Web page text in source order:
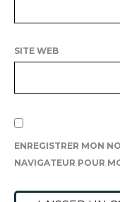
SITE WEB
ENREGISTRER MON
NAVIGATEUR POUR